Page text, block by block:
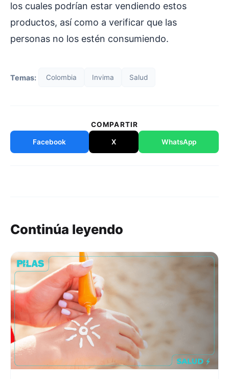
los cuales podrían estar vendiendo estos
productos, así como a verificar que las
personas no los estén consumiendo.
Temas: Colombia Invima Salud
COMPARTIR
Facebook X WhatsApp
Continúa leyendo